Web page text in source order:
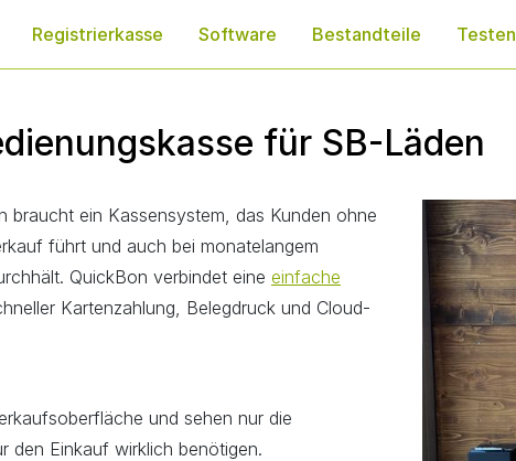
Registrierkasse Software Bestandteile Testen
für SB-Läden
braucht ein Kassensystem, das Kunden ohne
führt und auch bei monatelangem
QuickBon verbindet eine einfache
Kartenzahlung, Belegdruck und Cloud-
und sehen nur die
den Einkauf wirklich benötigen.